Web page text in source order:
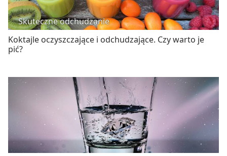
Skuteczne odchudzanie
Koktajle oczyszczające i odchudzające. Czy warto je
pić?